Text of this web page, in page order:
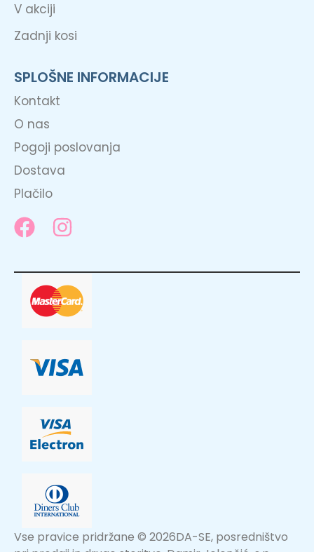
V akciji
Zadnji kosi
SPLOŠNE INFORMACIJE
Kontakt
O nas
Pogoji poslovanja
Dostava
Plačilo
Vse pravice pridržane © 2026DA-SE, posredništvo